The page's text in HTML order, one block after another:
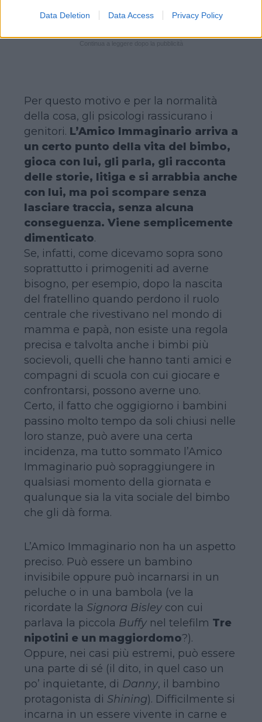
Data Deletion Data Access Privacy Policy
Per questo motivo e per la normalità
della cosa, gli psicologi rassicurano i
genitori. L’Amico Immaginario arriva a
un certo punto della vita del bimbo,
gioca con lui, gli parla, gli racconta
delle storie, litiga e si arrabbia anche
con lui, ma poi scompare senza
lasciare traccia, senza alcuna
conseguenza. Viene semplicemente
dimenticato.
Se, infatti, come dicevamo sopra sono
soprattutto i primogeniti ad averne
bisogno, per esempio, dopo la nascita
del fratellino quando perdono il ruolo
centrale che rivestivano nel mondo di
mamma e papà, non esiste una regola
precisa e talvolta anche i bimbi più
socievoli, quelli che hanno tanti amici e
compagni di scuola con cui giocare e
confrontarsi, possono averne uno.
Certo, il fatto che oggigiorno i bambini
passino molto tempo da soli chiusi nelle
loro stanze, può avere una certa
incidenza, ma tutto sommato l’Amico
Immaginario può sopraggiungere in
qualsiasi momento della giornata e
qualunque sia la vita sociale del bimbo
che gli dà forma.
L’Amico Immaginario non ha un aspetto
preciso. Può essere un bambino
invisibile oppure può incarnarsi in un
peluche o in una bambola (ve la
ricordate la Signora Bisleycon cui
parlava la piccola Buffynel telefilm Tre
nipotini e un maggiordomo?).
Oppure, nei casi più estremi, può essere
una parte di sé (il dito, in quel caso un
po’ inquietante, di Danny, il bambino
protagonista di Shining). Difficilmente si
incarna in un essere vivente in carne e